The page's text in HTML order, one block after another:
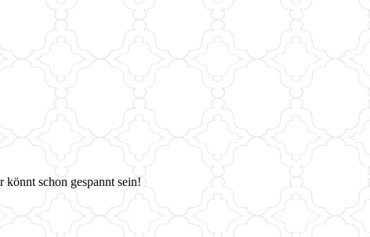
schon gespannt sein!